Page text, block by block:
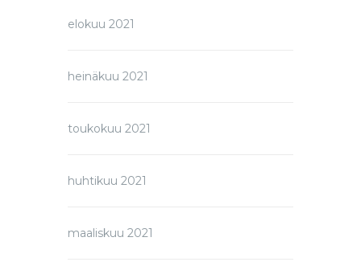
elokuu 2021
heinäkuu 2021
toukokuu 2021
huhtikuu 2021
maaliskuu 2021